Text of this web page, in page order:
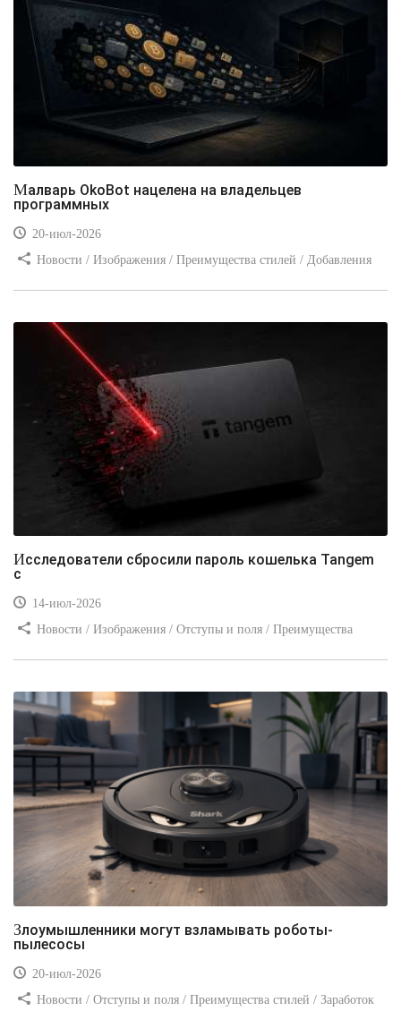
Малварь OkoBot нацелена на владельцев
программных
20-июл-2026
Новости / Изображения / Преимущества стилей / Добавления
Исследователи сбросили пароль кошелька Tangem
с
14-июл-2026
Новости / Изображения / Отступы и поля / Преимущества
Злоумышленники могут взламывать роботы-
пылесосы
20-июл-2026
Новости / Отступы и поля / Преимущества стилей / Заработок